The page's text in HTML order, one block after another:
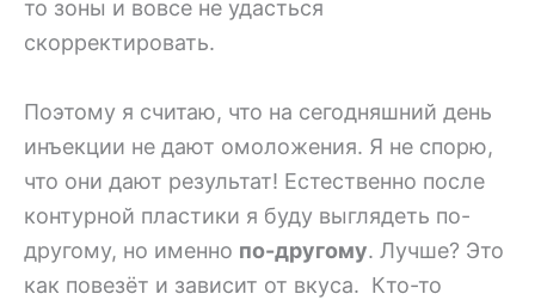
то зоны и вовсе не удасться
скорректировать.
Поэтому я считаю, что на сегодняшний день
инъекции не дают омоложения. Я не спорю,
что они дают результат! Естественно после
контурной пластики я буду выглядеть по-
другому, но именно по-другому. Лучше? Это
как повезёт и зависит от вкуса. Кто-то